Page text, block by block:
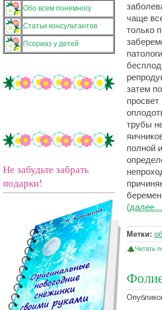
Обо всем понемногу
Статьи консультантов
Псориаз у детей
Не забудьте забрать
подарки!
чаще
только
затем
трубы
полной
Метки:
Читать